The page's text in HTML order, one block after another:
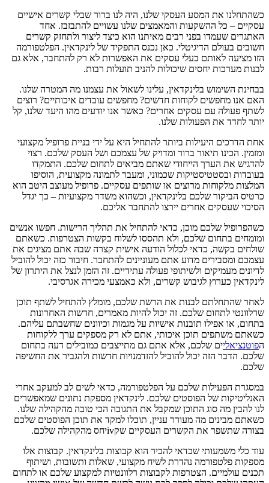
כשהתחלנו את המסע העסקי שלנו, היה לנו ברור שבלי קשרים אישיים
עסקיים – כל ההשקעות והמאמצים שלנו עשויים להתבזבז. אחד
האתגרים שעמדו בפני רבים מאיתנו הוא כיצד ליצור ולתחזק קשרים
חשובים בעולם הדיגיטלי. כאן נכנס התפקיד של לינקדאין. הפלטפורמה
הזו מציעה לאותם בעלי עסקים את האפשרות לא רק להתחבר, אלא גם
לבנות מערכות יחסים שיכולות להניב תועלות רבות.
בבחינת השימוש בלינקדאין, עלינו לשאול את עצמנו מה המטרה שלנו.
האם אנו מחפשים לקוחות חדשים? מחפשים עובדים איכותיים? רוצים
לשתף פעולה עם עסקים אחרים? כאשר אנו יודעים מהו היעד שלנו, קל
יותר לחדד את הפעולות שלנו.
אחת הדרכים היעילות ביותר להתחיל היא על ידי בניית פרופיל מקצועי
ומזמין. הכינו תיאור ברור ומדויק של עצמכם ושל העסק שלכם. רצוי
להדגיש את הערך הייחודי שאתם מביאים לתחום שלכם. התמקדו
בעובדות ובסטטיסטיקות שכמוני, ומעבר לתמונה מקצועית, הוסיפו
המלצות מלקוחות מרוצים או שותפים עסקיים. פרופיל מעוצב היטב הוא
כרטיס הביקור שלכם בלינקדאין, וכשהוא משדר מקצועיות – כך יגדל
הסיכוי שעסקים אחרים יירצו להתחבר אליכם.
כשהפרופיל שלכם מוכן, כדאי להתחיל את תהליך הרישות. חפשו אנשים
ומומחים בתחום שלכם, ולא תהססו לשלוח בקשות הצטרפות. כשאתם
שולחים בקשה, כדאי לכלול הודעה אישית קצרה שבה אתם מציגים את
עצמכם ומסבירים מדוע אתם מעוניינים להתחבר. חיבור כזה יכול להוביל
לדיונים מעמיקים ולשיתופי פעולה עתידיים. זה הזמן לנצל את היתרון של
לינקדאין כערוץ לגיבוש קשרים, ולא כאמצעי מכירה אגרסיבי.
לאחר שהתחלתם לבנות את הרשת שלכם, מומלץ להתחיל לשתף תוכן
שרלוונטי לתחום שלכם. זה יכול להיות מאמרים, חדשות האחרונות
בתחום, או אפילו תובנות אישיות על מגמות וכיוונים שחשבתם עליהם.
כשאתם משתפים תוכן איכותי, אתם לא רק מספקים ערך ללקוחות
הפוטנציאליים שלכם, אלא אתם גם מתייצבים כמובילים דעה בתחום
שלכם. הדבר הזה יכול להוביל להזדמנויות חדשות ולהגביר את החשיפה
שלכם.
במסגרת הפעילות שלכם על הפלטפורמה, כדאי לשים לב למעקב אחרי
האנליטיקות של הפוסטים שלכם. לינקדאין מספקת נתונים שמאפשרים
לנו להבין מה סוג התוכן שמקבל את התגובה הכי טובה מהקהילה שלנו.
כשאתם מבינים מה מעורר עניין, תוכלו למקד את תוכן הפוסטים שלכם
בצורה שתשפר את הקשרים העסקיים שקivיחס מהקהילה שלכם.
עוד כלי משמעותי שכדאי להכיר הוא קבוצות בלינקדאין. קבוצות אלו
מספקות פלטפורמה נהדרת לשיח מקצועי, שאלות ותשובות, ושיתוף
תכנים עולמיים. הצטרפות לקבוצות רלוונטיות למקצוע שלכם או לתחום